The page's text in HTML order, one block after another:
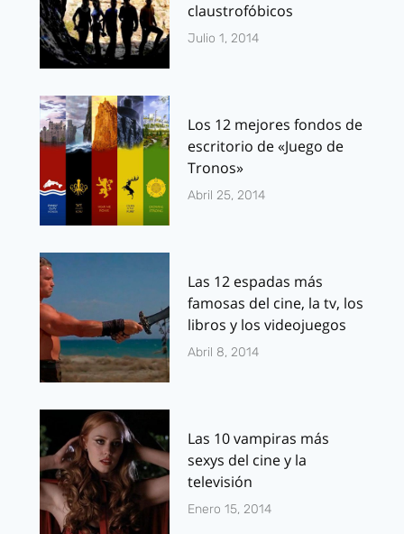
claustrofóbicos
Julio 1, 2014
Los 12 mejores fondos de
escritorio de «Juego de
Tronos»
Abril 25, 2014
Las 12 espadas más
famosas del cine, la tv, los
libros y los videojuegos
Abril 8, 2014
Las 10 vampiras más
sexys del cine y la
televisión
Enero 15, 2014